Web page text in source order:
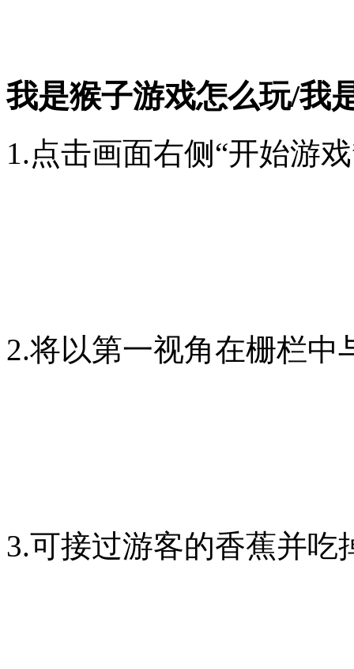
我是猴子游戏怎么玩/我
1.点击画面右侧“开始游
2.将以第一视角在栅栏中
3.可接过游客的香蕉并吃